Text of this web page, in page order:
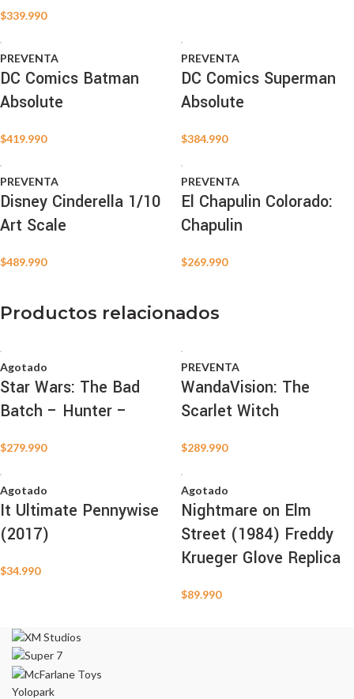
$339.990
PREVENTA
DC Comics Batman
Absolute
$419.990
PREVENTA
DC Comics Superman
Absolute
$384.990
PREVENTA
Disney Cinderella 1/10
Art Scale
$489.990
PREVENTA
El Chapulin Colorado:
Chapulin
$269.990
Productos relacionados
Agotado
Star Wars: The Bad
Batch – Hunter –
$279.990
PREVENTA
WandaVision: The
Scarlet Witch
$289.990
Agotado
It Ultimate Pennywise
(2017)
$34.990
Agotado
Nightmare on Elm
Street (1984) Freddy
Krueger Glove Replica
$89.990
Yolopark